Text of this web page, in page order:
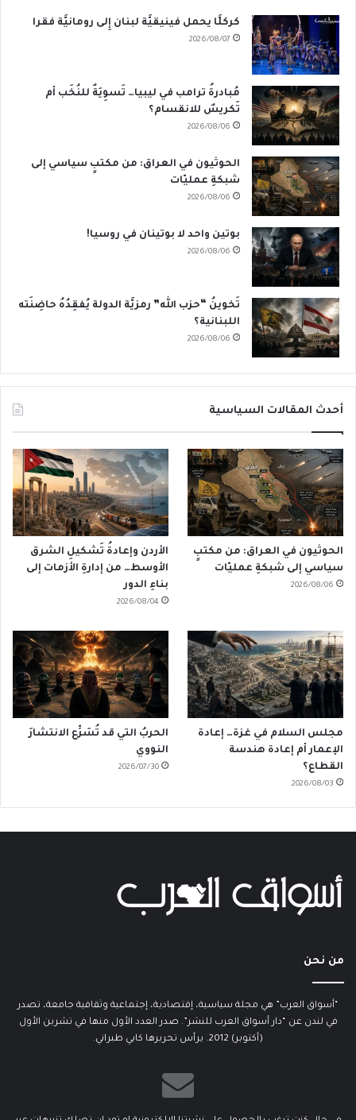
كركلَّا يحمل فينيقيَّة لبنان إِلى رومانيَّة فقرا
2026/08/07
مُبادرةُ ترامب في ليبيا… تَسوِيَةٌ للنُخَب أم
تَكريسٌ للانقسام؟
2026/08/06
الحوثيون في العراق: من مكتبٍ سياسي إلى
شبكةِ عمليّات
2026/08/06
بوتين واحد لا بوتينان في روسيا!
2026/08/06
تَخوينُ “حزب الله” رمزيَّة الدولة يُفقِدُهُ حاضِنَته
اللبنانية؟
2026/08/06
أحدث المقالات السياسية
الحوثيون في العراق: من مكتبٍ
سياسي إلى شبكةِ عمليّات
2026/08/06
الأردن وإعادةُ تَشكيلِ الشرق
الأوسط… من إدارةِ الأزمات إلى
بناءِ الدور
2026/08/04
مجلس السلام في غزة… إعادة
الإعمار أم إعادة هندسة
القطاع؟
2026/08/03
الحربُ التي قد تُسَرِّع الانتشارَ
النووي
2026/07/30
من نحن
“أسواق العرب” هي مجلة سياسية، إقتصادية، إجتماعية وثقافية جامعة، تصدر
في لندن عن “دار أسواق العرب للنشر”. صدر العدد الأول منها في تشرين الأول
(أكتوبر) 2012. يرأس تحريرها كابي طبراني.